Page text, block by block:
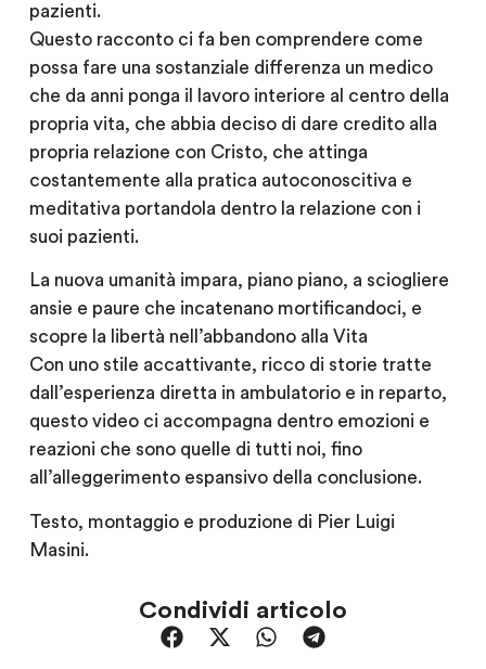
pazienti.
Questo racconto ci fa ben comprendere come
possa fare una sostanziale differenza un medico
che da anni ponga il lavoro interiore al centro della
propria vita, che abbia deciso di dare credito alla
propria relazione con Cristo, che attinga
costantemente alla pratica autoconoscitiva e
meditativa portandola dentro la relazione con i
suoi pazienti.
La nuova umanità impara, piano piano, a sciogliere
ansie e paure che incatenano mortificandoci, e
scopre la libertà nell’abbandono alla Vita
Con uno stile accattivante, ricco di storie tratte
dall’esperienza diretta in ambulatorio e in reparto,
questo video ci accompagna dentro emozioni e
reazioni che sono quelle di tutti noi, fino
all’alleggerimento espansivo della conclusione.
Testo, montaggio e produzione di Pier Luigi
Masini.
Condividi articolo